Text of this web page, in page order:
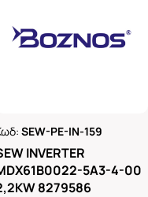
SEW-PE-IN-159
INVERTER
5A3-4-00
8279586